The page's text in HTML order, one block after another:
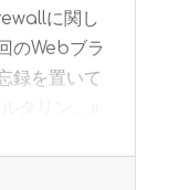
に関し
のWebブラ
録を置いて